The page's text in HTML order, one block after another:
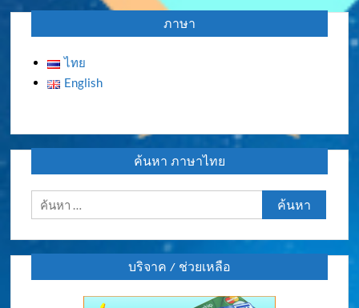
ภาษา
ไทย
English
ค้นหา ภาษาไทย
ค้นหา
สำหรับ:
บริจาค / ช่วยเหลือ